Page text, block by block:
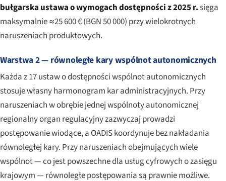
bułgarska ustawa o wymogach dostępności z 2025 r.sięga
maksymalnie ≈25 600 € (BGN 50 000) przy wielokrotnych
naruszeniach produktowych.
Warstwa 2 — równoległe kary wspólnot autonomicznych
Każda z 17 ustaw o dostępności wspólnot autonomicznych
stosuje własny harmonogram kar administracyjnych. Przy
naruszeniach w obrębie jednej wspólnoty autonomicznej
regionalny organ regulacyjny zazwyczaj prowadzi
postępowanie wiodące, a OADIS koordynuje bez nakładania
równoległej kary. Przy naruszeniach obejmujących wiele
wspólnot — co jest powszechne dla usług cyfrowych o zasięgu
krajowym — równoległe postępowania są prawnie możliwe.